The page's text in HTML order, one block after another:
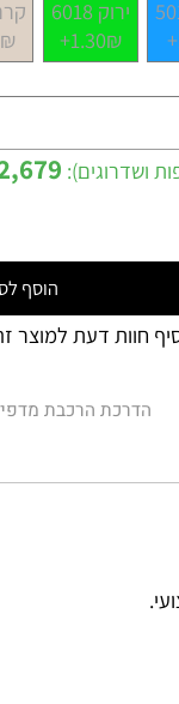
ירוק 6018
קרם 9001
הוסף לסל